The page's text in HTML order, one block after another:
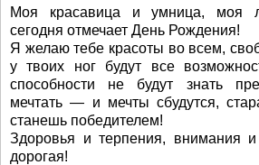
Моя красавица и умница, моя
сегодня отмечает День Рождения!
Я желаю тебе красоты во всем,
у твоих ног будут все
способности не будут знать
мечтать — и мечты сбудутся,
станешь победителем!
Здоровья и терпения, внимания
дорогая!